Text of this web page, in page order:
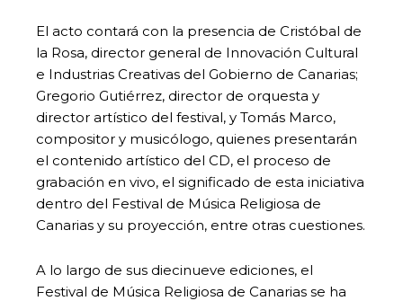
El acto contará con la presencia de Cristóbal de
la Rosa, director general de Innovación Cultural
e Industrias Creativas del Gobierno de Canarias;
Gregorio Gutiérrez, director de orquesta y
director artístico del festival, y Tomás Marco,
compositor y musicólogo, quienes presentarán
el contenido artístico del CD, el proceso de
grabación en vivo, el significado de esta iniciativa
dentro del Festival de Música Religiosa de
Canarias y su proyección, entre otras cuestiones.
A lo largo de sus diecinueve ediciones, el
Festival de Música Religiosa de Canarias se ha